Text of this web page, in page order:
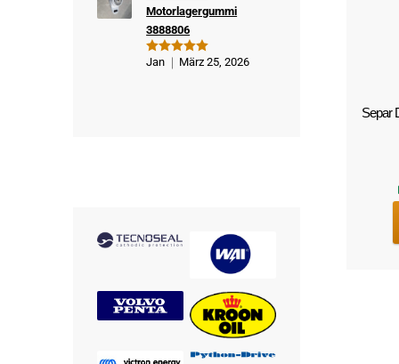
Separ
Bewertet
Motorlagergummi
3888806
Jan März 25, 2026